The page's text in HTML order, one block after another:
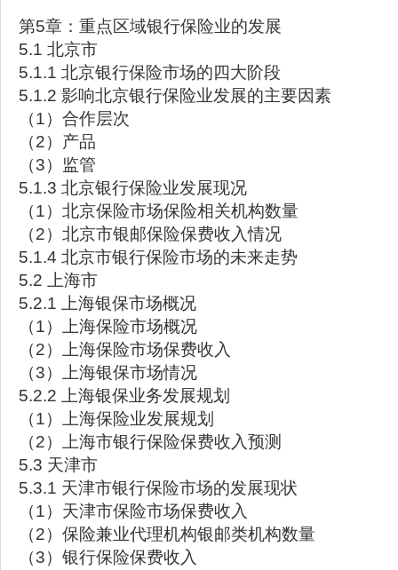
第5章：重点区域银行保险业的发展
5.1 北京市
5.1.1 北京银行保险市场的四大阶段
5.1.2 影响北京银行保险业发展的主要因素
（1）合作层次
（2）产品
（3）监管
5.1.3 北京银行保险业发展现况
（1）北京保险市场保险相关机构数量
（2）北京市银邮保险保费收入情况
5.1.4 北京市银行保险市场的未来走势
5.2 上海市
5.2.1 上海银保市场概况
（1）上海保险市场概况
（2）上海保险市场保费收入
（3）上海银保市场情况
5.2.2 上海银保业务发展规划
（1）上海保险业发展规划
（2）上海市银行保险保费收入预测
5.3 天津市
5.3.1 天津市银行保险市场的发展现状
（1）天津市保险市场保费收入
（2）保险兼业代理机构银邮类机构数量
（3）银行保险保费收入